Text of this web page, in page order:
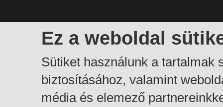
Ez a weboldal
Sütiket használunk a tartalmak
biztosításához, valamint
média és elemező